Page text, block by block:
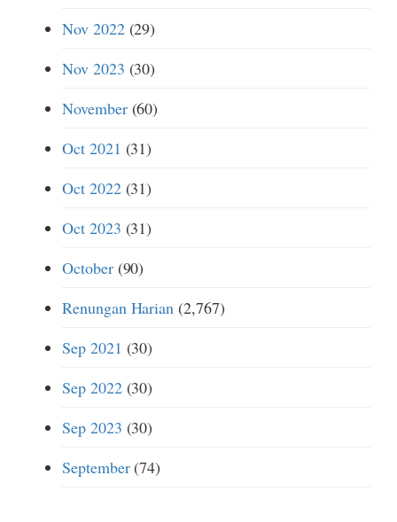
Nov 2022(29)
Nov 2023 (30)
November(60)
Oct 2021 (31)
Oct 2022(31)
Oct 2023 (31)
October(90)
Renungan Harian (2,767)
Sep 2021 (30)
Sep 2022(30)
Sep 2023 (30)
September(74)